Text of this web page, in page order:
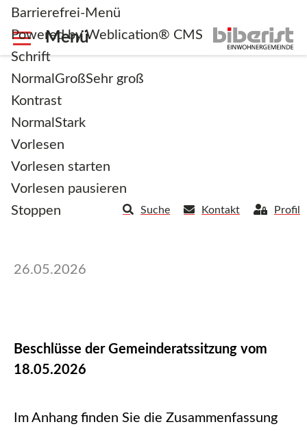
Barrierefrei-Menü
Powered by Weblication® CMS
Schrift
Normal GroßSehr groß
Kontrast
Normal Stark
Vorlesen
Vorlesen starten
Vorlesen pausieren
Stoppen
Profil
Kontakt
Suche
Beschlüsse der
Gemeinderatssitzung
vom 18.05.2026
26.05.2026
Beschlüsse der Gemeinderatssitzung vom
18.05.2026
Im Anhang finden Sie die Zusammenfassung